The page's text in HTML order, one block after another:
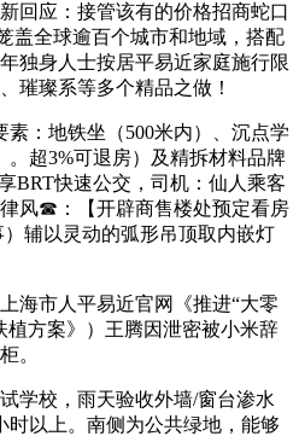
回应：接管该有的价格招商蛇口
盖全球逾百个城市和地域，搭配
独身人士按居平易近家庭施行限
璀璨系等多个精品之做！
：地铁坐（500米内）、沉点学
。超3%可退房）及精拆材料品牌
BRT快速公交，司机：仙人乘客
律风☎：【开辟商售楼处预定看房
辅以灵动的弧形吊顶取内嵌灯
市人平易近官网《推进“大零
植方案》）王腾因泄密被小米辞
。
校，雨天验收外墙/窗台渗水
时以上。南侧为公共绿地，能够